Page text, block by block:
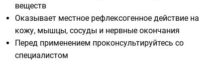
веществ
Оказывает местное рефлексогенное действие на
кожу, мышцы, сосуды и нервные окончания
Перед применением проконсультируйтесь со
специалистом